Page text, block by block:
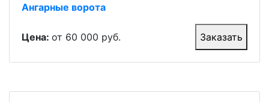
Ангарные ворота
Цена: от 60 000 руб. Заказать